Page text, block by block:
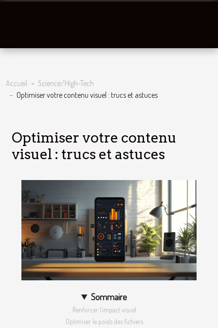
Accueil
Science/High-Tech
Optimiser votre contenu visuel : trucs et astuces
Optimiser votre contenu
visuel : trucs et astuces
Sommaire
Renforcer l’impact visuel
Optimiser le poids des fichiers